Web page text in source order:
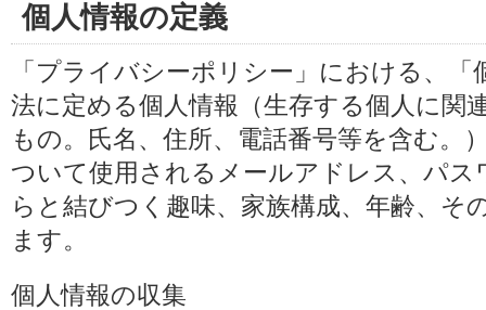
個人情報の定義
「プライバシーポリシー」における、
法に定める個人情報（生存する個人に関
もの。氏名、住所、電話番号等を含む。
ついて使用されるメールアドレス、パ
らと結びつく趣味、家族構成、年齢、そ
ます。
個人情報の収集